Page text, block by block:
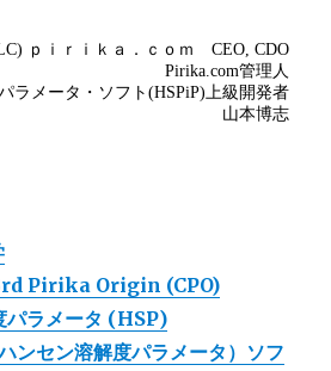
Pirika Origin (CPO)
パラメータ (HSP)
ンセン溶解度パラメータ）ソフ